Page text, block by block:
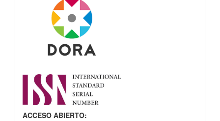
ACCESO ABIERTO: